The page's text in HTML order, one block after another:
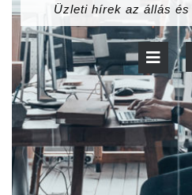
Üzleti hírek az állás